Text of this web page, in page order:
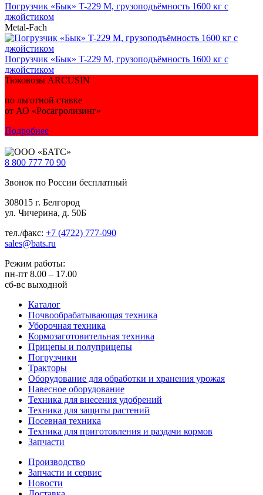
Погрузчик «Бык» T-229 M, грузоподъёмность 1600 кг с
джойстиком
Metal-Fach
Погрузчик «Бык» T-229 M, грузоподъёмность 1600 кг с
джойстиком
Тюковозы ARCUSIN
по льготной ставке
от АО «Росагролизинг»
Подробнее
8 800 777 70 90
Звонок по России бесплатный
308015 г. Белгород
ул. Чичерина, д. 50Б
тел./факс: +7 (4722) 777-090
sales@bats.ru
Режим работы:
пн-пт 8.00 – 17.00
сб-вс выходной
Каталог
Почвообрабатывающая техника
Уборочная техника
Кормозаготовительная техника
Прицепы и полуприцепы
Погрузчики
Тракторы
Оборудование для обработки и хранения урожая
Навесное оборудование
Техника для внесения удобрений
Техника для защиты растений
Посевная техника
Техника для приготовления и раздачи кормов
Запчасти
Производство
Запчасти и сервис
Новости